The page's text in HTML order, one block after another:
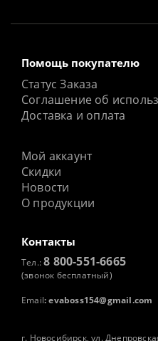
Помощь покупателю
Статус Заказа
Соглашение об
Доставка и оплата
Мой аккаунт
Скидки
Новости
О продукции
Контакты
Тел.:8 800-551-6665
(звонок бесплатный)
Email: evaboss154@gmail.com
г. Новосибирск, ул.